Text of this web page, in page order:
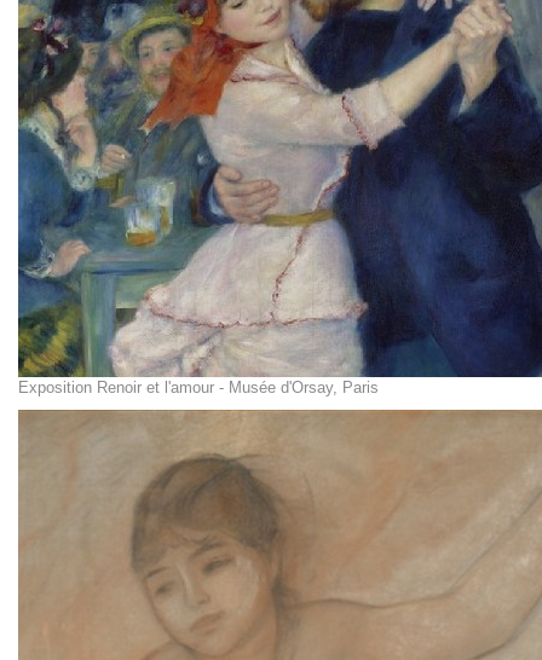
Exposition Renoir et l'amour - Musée d'Orsay, Paris